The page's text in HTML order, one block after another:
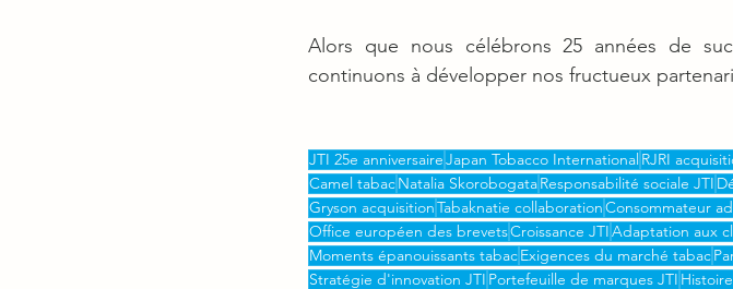
Alors que nous célébrons 25 années de
continuons à développer nos fructueux
JTI 25e anniversaireJapan Tobacco InternationalRJRI
Camel tabacNatalia SkorobogataResponsabilité sociale JTI
Gryson acquisitionTabaknatie collaborationConsommateur
Office européen des brevetsCroissance JTIAdaptation aux
Moments épanouissants tabacExigences du marché tabac
Stratégie d'innovation JTI Portefeuille de marques JTI